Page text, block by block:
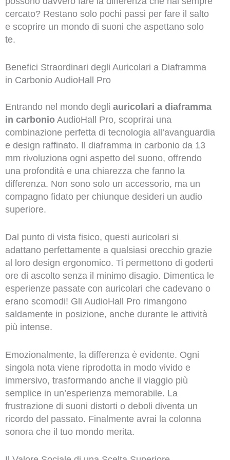
cercato? Restano solo pochi passi per fare il salto
e scoprire un mondo di suoni che aspettano solo
te.
Benefici Straordinari degli Auricolari a Diaframma
in Carbonio AudioHall Pro
Entrando nel mondo degli auricolari a diaframma
in carbonioAudioHall Pro, scoprirai una
combinazione perfetta di tecnologia all’avanguardia
e design raffinato. Il diaframma in carbonio da 13
mm rivoluziona ogni aspetto del suono, offrendo
una profondità e una chiarezza che fanno la
differenza. Non sono solo un accessorio, ma un
compagno fidato per chiunque desideri un audio
superiore.
Dal punto di vista fisico, questi auricolari si
adattano perfettamente a qualsiasi orecchio grazie
al loro design ergonomico. Ti permettono di goderti
ore di ascolto senza il minimo disagio. Dimentica le
esperienze passate con auricolari che cadevano o
erano scomodi! Gli AudioHall Pro rimangono
saldamente in posizione, anche durante le attività
più intense.
Emozionalmente, la differenza è evidente. Ogni
singola nota viene riprodotta in modo vivido e
immersivo, trasformando anche il viaggio più
semplice in un’esperienza memorabile. La
frustrazione di suoni distorti o deboli diventa un
ricordo del passato. Finalmente avrai la colonna
sonora che il tuo mondo merita.